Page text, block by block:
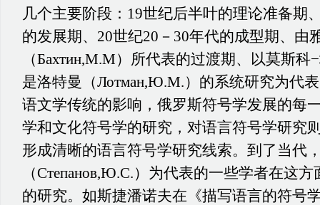
几个主要阶段：19世纪后半叶的理论准备期
的发展期、20世纪20－30年代的成型期、由
（Бахтин,М.М）所代表的过渡期、以莫斯科
是洛特曼（Лотман,Ю.М.）的系统研究为代
语文学传统的影响，俄罗斯符号学发展的每
学和文化符号学的研究，对语言符号学研究
形成清晰的语言符号学研究线索。到了当代
（Степанов,Ю.С.）为代表的一些学者在这
的研究。如斯捷潘诺夫在《描写语言的符号